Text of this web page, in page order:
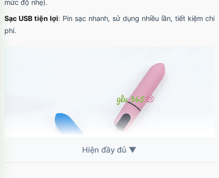
tối giản
mức độ nhẹ).
Sạc USB tiện lợi: Pin sạc nhanh, sử dụng nhiều lần, tiết kiệm chi
phí.